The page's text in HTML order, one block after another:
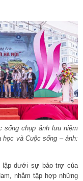
sống chụp ảnh lưu niệm
học và Cuộc sống – ảnh:
lập dưới sự bảo trợ của
nhằm tập hợp những